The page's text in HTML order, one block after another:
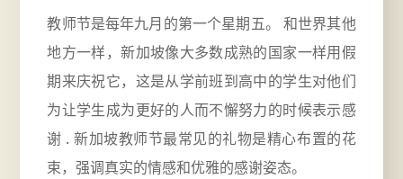
教师节是每年九月的第一个星期五。 和世界其他
地方一样，新加坡像大多数成熟的国家一样用假
期来庆祝它，这是从学前班到高中的学生对他们
为让学生成为更好的人而不懈努力的时候表示感
谢 . 新加坡教师节最常见的礼物是精心布置的花
束，强调真实的情感和优雅的感谢姿态。